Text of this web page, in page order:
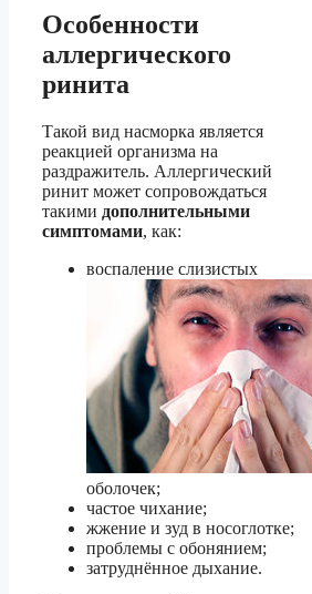
Особенности
аллергического
ринита
Такой вид насморка является
реакцией организма на
раздражитель. Аллергический
ринит может сопровождаться
такими дополнительными
симптомами, как:
воспаление слизистых
оболочек;
частое чихание;
жжение и зуд в носоглотке;
проблемы с обонянием;
затруднённое дыхание.